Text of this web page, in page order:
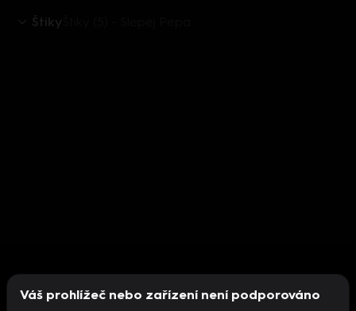
Štiky
Váš prohlížeč nebo zařízení není podporováno